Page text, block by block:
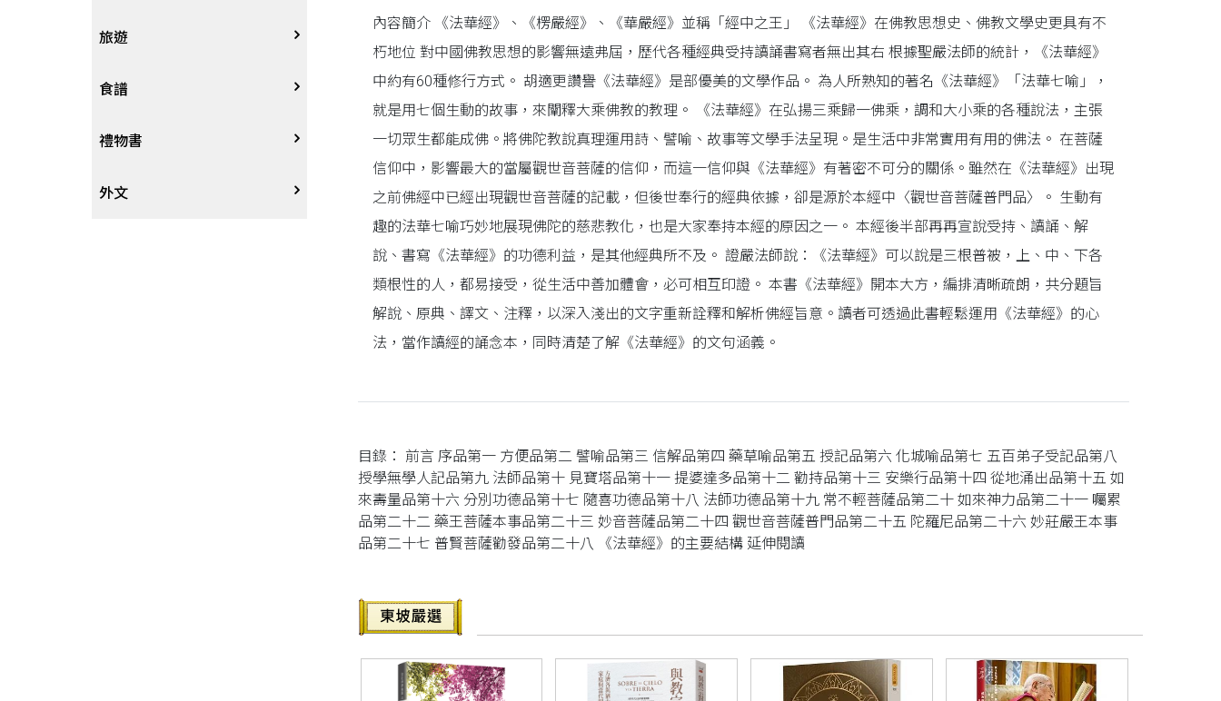
寵物
時尚、瘦身、芳療
戲劇、舞蹈
動腦解謎
英語書
教育教養
生老病死
限制級漫畫
中文詩詞
武俠小說
奇幻恐佈小說
推理小說
藝術設計
居家佈置
建築工藝
園藝
旅遊
台灣
中港澳
日韓
食譜
中式
西式
禮物書
外文
內容簡介 《法華經》、《楞嚴經》、《華嚴經》並稱「經中之王」 《法華經》在佛教思想史、佛教文學史更具有不
朽地位 對中國佛教思想的影響無遠弗屆，歷代各種經典受持讀誦書寫者無出其右 根據聖嚴法師的統計，《法華經》
中約有60種修行方式。 胡適更讚譽《法華經》是部優美的文學作品。 為人所熟知的著名《法華經》「法華七喻」，
就是用七個生動的故事，來闡釋大乘佛教的教理。 《法華經》在弘揚三乘歸一佛乘，調和大小乘的各種說法，主張
一切眾生都能成佛。將佛陀教說真理運用詩、譬喻、故事等文學手法呈現。是生活中非常實用有用的佛法。 在菩薩
信仰中，影響最大的當屬觀世音菩薩的信仰，而這一信仰與《法華經》有著密不可分的關係。雖然在《法華經》出現
之前佛經中已經出現觀世音菩薩的記載，但後世奉行的經典依據，卻是源於本經中〈觀世音菩薩普門品〉。 生動有
趣的法華七喻巧妙地展現佛陀的慈悲教化，也是大家奉持本經的原因之一。 本經後半部再再宣說受持、讀誦、解
說、書寫《法華經》的功德利益，是其他經典所不及。 證嚴法師說：《法華經》可以說是三根普被，上、中、下各
類根性的人，都易接受，從生活中善加體會，必可相互印證。 本書《法華經》開本大方，編排清晰疏朗，共分題旨
解說、原典、譯文、注釋，以深入淺出的文字重新詮釋和解析佛經旨意。讀者可透過此書輕鬆運用《法華經》的心
法，當作讀經的誦念本，同時清楚了解《法華經》的文句涵義。
目錄： 前言 序品第一 方便品第二 譬喻品第三 信解品第四 藥草喻品第五 授記品第六 化城喻品第七 五百弟子受記品第八
授學無學人記品第九 法師品第十 見寶塔品第十一 提婆達多品第十二 勸持品第十三 安樂行品第十四 從地涌出品第十五 如
來壽量品第十六 分別功德品第十七 隨喜功德品第十八 法師功德品第十九 常不輕菩薩品第二十 如來神力品第二十一 囑累
品第二十二 藥王菩薩本事品第二十三 妙音菩薩品第二十四 觀世音菩薩普門品第二十五 陀羅尼品第二十六 妙莊嚴王本事
品第二十七 普賢菩薩勸發品第二十八 《法華經》的主要結構 延伸閱讀